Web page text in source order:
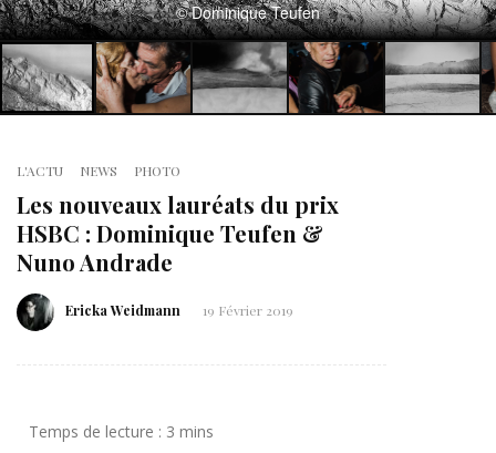
© Dominique Teufen
L'ACTU NEWS PHOTO
Les nouveaux lauréats du prix
HSBC : Dominique Teufen &
Nuno Andrade
Ericka Weidmann 19 Février 2019